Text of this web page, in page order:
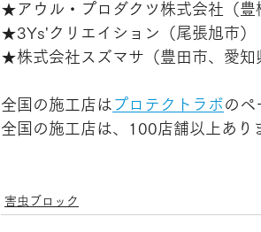
★アウル・プロダクツ株式会社（豊
★3Ys'クリエイション（尾張旭市）
★株式会社スズマサ（豊田市、愛知
全国の施工店は プロテクトラボのペ
全国の施工店は、100店舗以上あり
害虫ブロック